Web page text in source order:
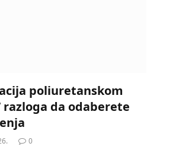
poliuretanskom
razloga da odaberete
0